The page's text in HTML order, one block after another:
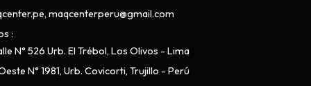
maqcenterperu@gmail.com
N° 526 Urb. El Trébol, Los Olivos - Lima
N° 1981, Urb. Covicorti, Trujillo - Perú